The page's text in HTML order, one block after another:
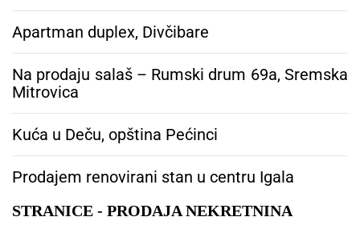
Apartman duplex, Divčibare
Na prodaju salaš – Rumski drum 69a, Sremska
Mitrovica
Kuća u Deču, opština Pećinci
Prodajem renovirani stan u centru Igala
STRANICE - PRODAJA NEKRETNINA